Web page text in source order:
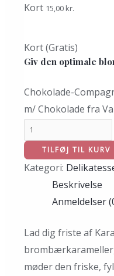
Kort 15,00 kr.
Kort (Gratis)
Giv den optimale
Chokolade-
m/ Chokolade fra
TILFØJ TIL KURV
Kategori:
Beskrivelse
Anmeldelser
Lad dig friste af
møder den friske,